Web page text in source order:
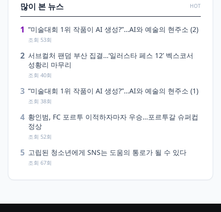
많이 본 뉴스 HOT
1 “미술대회 1위 작품이 AI 생성?”…AI와 예술의 현주소 (2)
조회 53회
2 서브컬처 팬덤 부산 집결…‘일러스타 페스 12’ 벡스코서
성황리 마무리
조회 40회
3 “미술대회 1위 작품이 AI 생성?”…AI와 예술의 현주소 (1)
조회 38회
4 황인범, FC 포르투 이적하자마자 우승…포르투갈 슈퍼컵
정상
조회 52회
5 고립된 청소년에게 SNS는 도움의 통로가 될 수 있다
조회 67회